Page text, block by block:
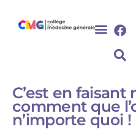
C’est en faisant
comment que
n’importe quoi !